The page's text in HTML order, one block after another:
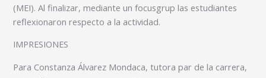
(MEI). Al finalizar, mediante un focusgrup las estudiantes
reflexionaron respecto a la actividad.
IMPRESIONES
Para Constanza Álvarez Mondaca, tutora par de la carrera,